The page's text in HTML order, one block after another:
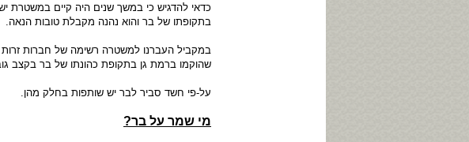
כדאי להדגיש כי במשך שנים היה קיים במשטרת
בתקופתו של בר והוא נהנה מקבלת טובות הנאה.
במקביל העברנו למשטרה רשימה של חברות זרות
שהוקמו ברמת גן בתקופת כהונתו של בר בקצב
על-פי חשד סביר לבר יש שותפות בחלק מהן.
מי שמר על בר?